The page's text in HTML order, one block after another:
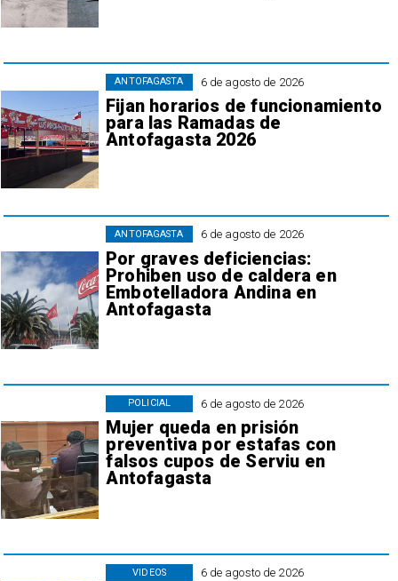
6 de agosto de 2026
Fijan horarios de funcionamiento
para las Ramadas de
Antofagasta 2026
ANTOFAGASTA
6 de agosto de 2026
Por graves deficiencias:
Prohiben uso de caldera en
Embotelladora Andina en
Antofagasta
ANTOFAGASTA
6 de agosto de 2026
Mujer queda en prisión
preventiva por estafas con
falsos cupos de Serviu en
Antofagasta
POLICIAL
6 de agosto de 2026
VIDEOS